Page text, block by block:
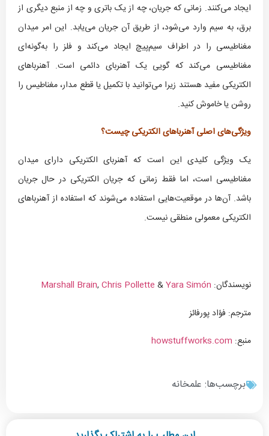
ایجاد می‌کنند. زمانی که جریان، چه از یک باتری و چه از منبع دیگری از
برق، به سیم وارد می‌شود، از طریق آن جریان می‌یابد. این امر میدان
مغناطیسی را در اطراف سیم‌پیچ ایجاد می‌کند و فلز را به‌گونه‌ای
مغناطیسی می‌کند که گویی یک آهنربای دائمی است. آهنرباهای
الکتریکی مفید هستند زیرا می‌توانید با تکمیل یا قطع مدار، مغناطیس را
روشن یا خاموش کنید.
ویژگی‌های اصلی آهنرباهای الکتریکی چیست؟
یک ویژگی کلیدی این است که آهنربای الکتریکی دارای میدان
مغناطیسی است، اما فقط زمانی که جریان الکتریکی در حال جریان
باشد. آن‌ها در موقعیت‌هایی استفاده می‌شوند که استفاده از آهنرباهای
الکتریکی معمولی منطقی نیست.
نویسندگان: Marshall Brain, Chris Pollette &Yara Simón
مترجم: فؤاد پورفائز
منبع: howstuffworks.com
برچسب‌ها: علمخانه